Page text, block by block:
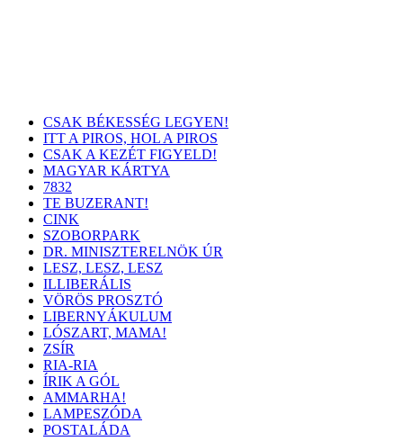
CSAK BÉKESSÉG LEGYEN!
ITT A PIROS, HOL A PIROS
CSAK A KEZÉT FIGYELD!
MAGYAR KÁRTYA
7832
TE BUZERANT!
CINK
SZOBORPARK
DR. MINISZTERELNÖK ÚR
LESZ, LESZ, LESZ
ILLIBERÁLIS
VÖRÖS PROSZTÓ
LIBERNYÁKULUM
LÓSZART, MAMA!
ZSÍR
RIA-RIA
ÍRIK A GÓL
AMMARHA!
LAMPESZÓDA
POSTALÁDA